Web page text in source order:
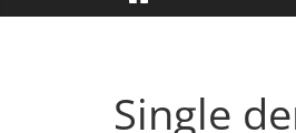
Single